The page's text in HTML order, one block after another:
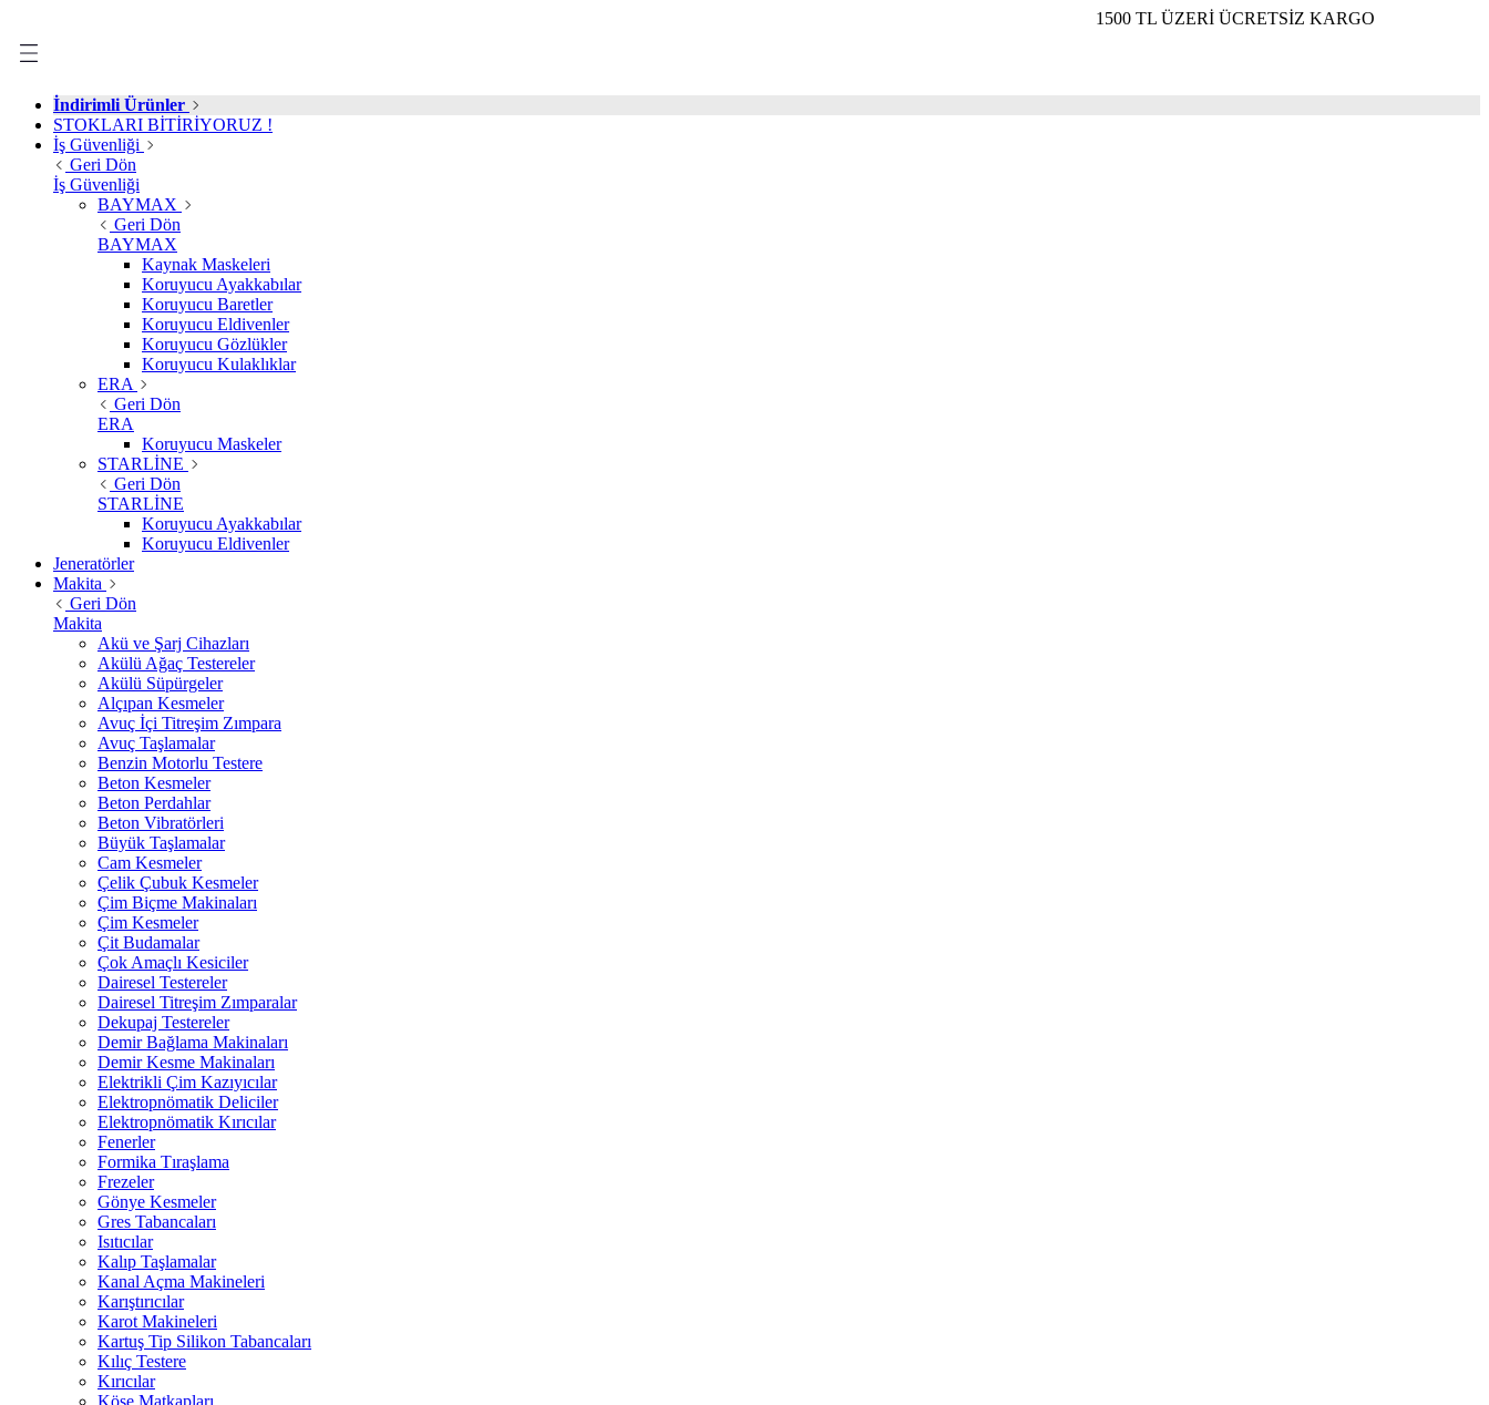
1500 TL ÜZERİ ÜCRETSİZ KARGO
İndirimli Ürünler
STOKLARI BİTİRİYORUZ !
İş Güvenliği
Geri Dön
İş Güvenliği
BAYMAX
Geri Dön
BAYMAX
Kaynak Maskeleri
Koruyucu Ayakkabılar
Koruyucu Baretler
Koruyucu Eldivenler
Koruyucu Gözlükler
Koruyucu Kulaklıklar
ERA
Geri Dön
ERA
Koruyucu Maskeler
STARLİNE
Geri Dön
STARLİNE
Koruyucu Ayakkabılar
Koruyucu Eldivenler
Jeneratörler
Makita
Geri Dön
Makita
Akü ve Şarj Cihazları
Akülü Ağaç Testereler
Akülü Süpürgeler
Alçıpan Kesmeler
Avuç İçi Titreşim Zımpara
Avuç Taşlamalar
Benzin Motorlu Testere
Beton Kesmeler
Beton Perdahlar
Beton Vibratörleri
Büyük Taşlamalar
Cam Kesmeler
Çelik Çubuk Kesmeler
Çim Biçme Makinaları
Çim Kesmeler
Çit Budamalar
Çok Amaçlı Kesiciler
Dairesel Testereler
Dairesel Titreşim Zımparalar
Dekupaj Testereler
Demir Bağlama Makinaları
Demir Kesme Makinaları
Elektrikli Çim Kazıyıcılar
Elektropnömatik Deliciler
Elektropnömatik Kırıcılar
Fenerler
Formika Tıraşlama
Frezeler
Gönye Kesmeler
Gres Tabancaları
Isıtıcılar
Kalıp Taşlamalar
Kanal Açma Makineleri
Karıştırıcılar
Karot Makineleri
Kartuş Tip Silikon Tabancaları
Kılıç Testere
Kırıcılar
Köşe Matkapları